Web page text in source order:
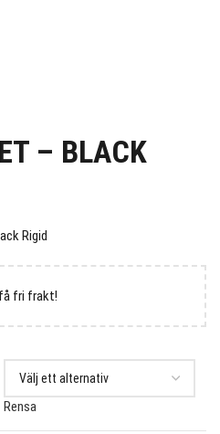
– BLACK
Rigid
fri frakt!
Rensa